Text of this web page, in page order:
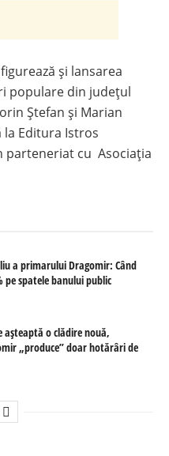
și lansarea
populare din județul
Ștefan și Marian
la Editura Istros
parteneriat cu Asociația
a primarului Dragomir: Când
pe spatele banului public
așteaptă o clădire nouă,
„produce” doar hotărâri de